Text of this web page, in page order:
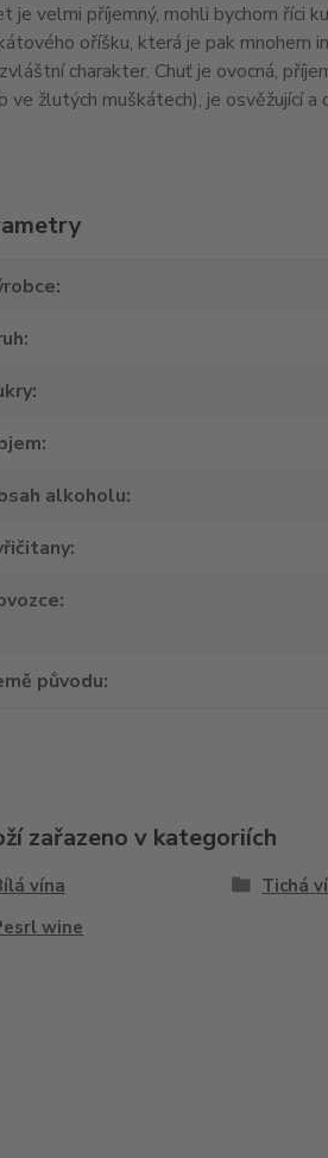
je velmi příjemný, mohli bychom říci
oříšku, která je pak mnohem
charakter. Chuť je ovocná,
ve žlutých muškátech), je osvěžující
alkoholu
původu
zařazeno v kategoriích
vína Tichá
wine